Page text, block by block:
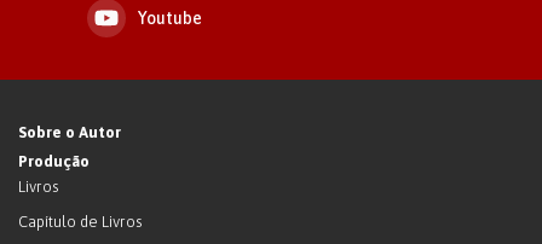
Youtube
Sobre o Autor
Produção
Livros
Capítulo de Livros